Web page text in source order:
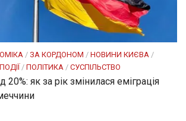
/ ЗА КОРДОНОМ / НОВИНИ КИЄВА /
ПОДІЇ / ПОЛІТИКА / СУСПІЛЬСТВО
20%: як за рік змінилася еміграція